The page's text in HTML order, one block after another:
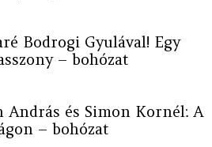
Bodrogi Gyulával! Egy
– bohózat
András és Simon Kornél: A
– bohózat